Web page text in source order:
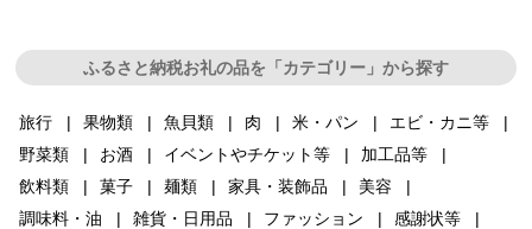
ふるさと納税お礼の品を「カテゴリー」から探す
旅行 果物類 魚貝類 肉 米・パン
エビ・カニ等
野菜類
お酒 イベントやチケット等
加工品等
飲料類
菓子 麺類 家具・装飾品
美容
調味料・油
雑貨・日用品 ファッション
感謝状等